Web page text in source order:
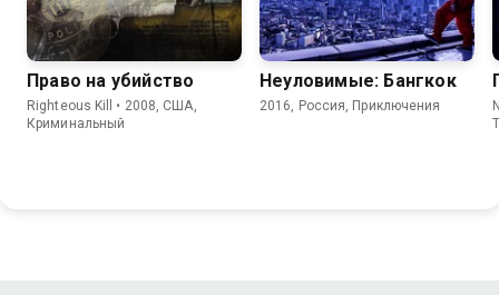
Право на убийство
Righteous Kill • 2008, США,
Криминальный
Неуловимые: Бангкок
2016, Россия, Приключения